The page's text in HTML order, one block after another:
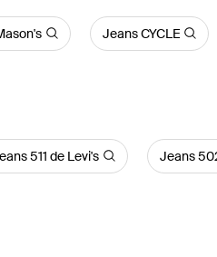
Jeans CYCLE
511 de Levi's Jeans